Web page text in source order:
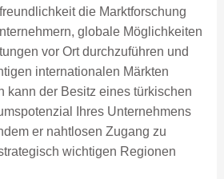
die Marktforschung
globale Möglichkeiten
vor Ort durchzuführen und
internationalen Märkten
kann der Besitz eines türkischen
Ihres Unternehmens
er nahtlosen Zugang zu
wichtigen Regionen